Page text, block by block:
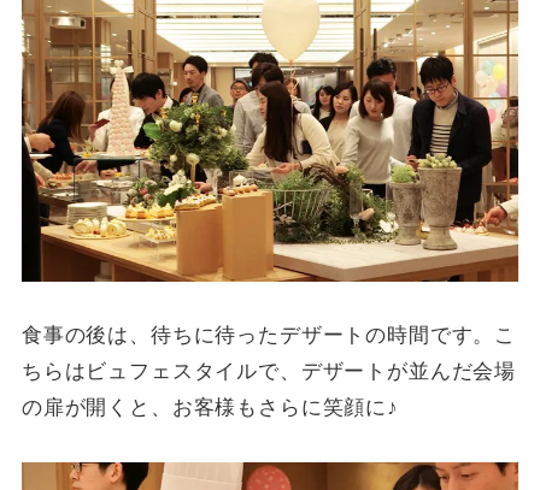
食事の後は、待ちに待ったデザートの時間です。こ
ちらはビュフェスタイルで、デザートが並んだ会場
の扉が開くと、お客様もさらに笑顔に♪